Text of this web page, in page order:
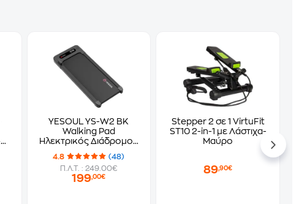
YESOUL YS-W2 BΚ
Walking Pad
Ηλεκτρικός Διάδρομος
Γυμναστικής Μαύρο
4.8
(48)
Π.Λ.Τ. : 249.00€
199,00€
Stepper 2 σε 1 VirtuFit
ST10 2-in-1 με Λάστιχα-
Μαύρο
89,90€